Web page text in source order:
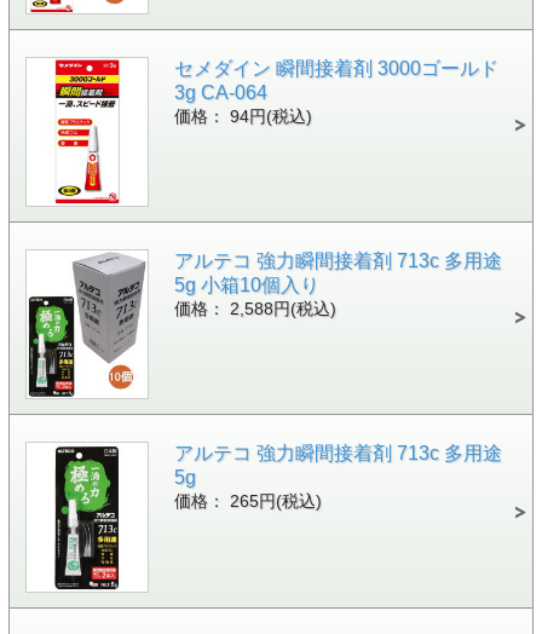
セメダイン 瞬間接着剤 3000ゴールド
3g CA-064
価格： 94円(税込)
アルテコ 強力瞬間接着剤 713c 多用途
5g 小箱10個入り
価格： 2,588円(税込)
アルテコ 強力瞬間接着剤 713c 多用途
5g
価格： 265円(税込)